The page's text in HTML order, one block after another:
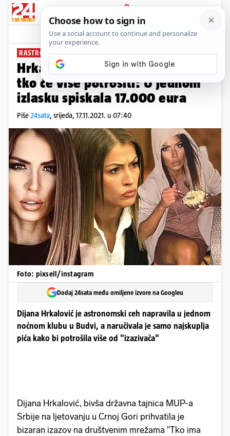
PRIJAVA
News Komentari
RASTROŠNA LIČANKA
Hrkalović se natjecala s mafijom
tko će više potrošiti: U jednom
izlasku spiskala 17.000 eura
Piše24sata, srijeda, 17.11.2021. u 07:40
Foto: pixsell/instagram
Dodaj 24sata među omiljene izvore na Googleu
Dijana Hrkalović je astronomski ceh napravila u jednom
noćnom klubu u Budvi, a naručivala je samo najskuplja
pića kako bi potrošila više od "izazivača"
Dijana Hrkalović, bivša državna tajnica MUP-a
Srbije na ljetovanju u Crnoj Gori prihvatila je
bizaran izazov na društvenim mrežama "Tko ima